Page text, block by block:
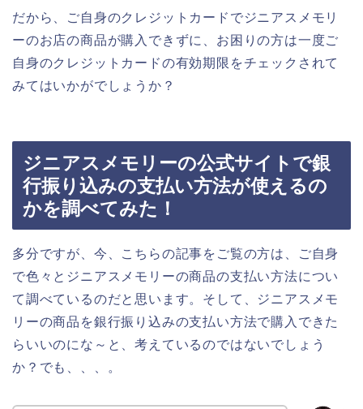
だから、ご自身のクレジットカードでジニアスメモリ
ーのお店の商品が購入できずに、お困りの方は一度ご
自身のクレジットカードの有効期限をチェックされて
みてはいかがでしょうか？
ジニアスメモリーの公式サイトで銀
行振り込みの支払い方法が使えるの
かを調べてみた！
多分ですが、今、こちらの記事をご覧の方は、ご自身
で色々とジニアスメモリーの商品の支払い方法につい
て調べているのだと思います。そして、ジニアスメモ
リーの商品を銀行振り込みの支払い方法で購入できた
らいいのにな～と、考えているのではないでしょう
か？でも、、、。